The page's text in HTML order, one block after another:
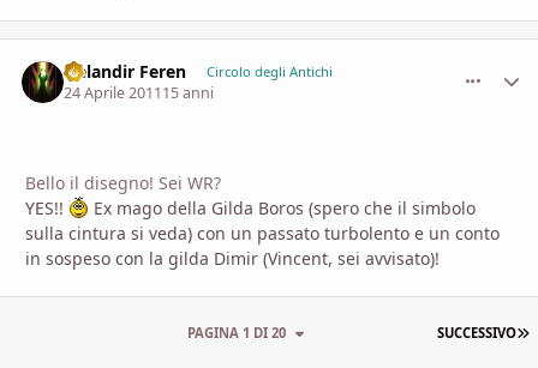
Nelandir Feren Circolo degli Antichi
24 Aprile 201115 anni
Bello il disegno! Sei WR?
YES!!
Ex mago della Gilda Boros (spero che il simbolo
sulla cintura si veda) con un passato turbolento e un conto
in sospeso con la gilda Dimir (Vincent, sei avvisato)!
SUCCESSIVO
PAGINA 1 DI 20